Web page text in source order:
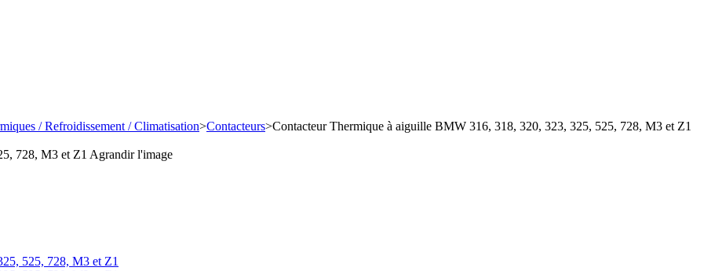
/ Refroidissement / Climatisation>Contacteurs>Contacteur Thermique à aiguille BMW 316, 318, 320, 323, 325, 525, 728, M3 et Z1
Agrandir l'image